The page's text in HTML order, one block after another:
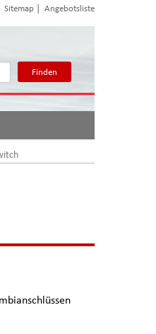
Sitemap Angebotsliste
Finden